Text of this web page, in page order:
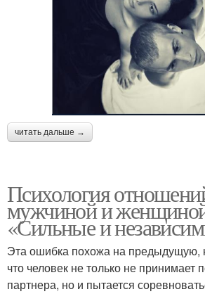
читать дальше →
Психология
мужчиной и
«Сильные и
Эта ошибка похожа на предыдущую,
что человек не только не принимает
партнера, но и пытается